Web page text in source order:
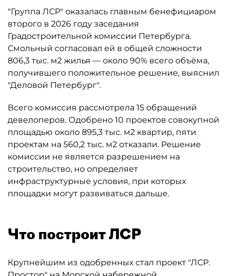
"Группа ЛСР" оказалась главным бенефициаром
второго в 2026 году заседания
Градостроительной комиссии Петербурга.
Смольный согласовал ей в общей сложности
806,3 тыс. м2 жилья — около 90% всего объёма,
получившего положительное решение, выяснил
"Деловой Петербург".
Всего комиссия рассмотрела 15 обращений
девелоперов. Одобрено 10 проектов совокупной
площадью около 895,3 тыс. м2 квартир, пяти
проектам на 560,2 тыс. м2 отказали. Решение
комиссии не является разрешением на
строительство, но определяет
инфраструктурные условия, при которых
площадки могут развиваться дальше.
Что построит ЛСР
Крупнейшим из одобренных стал проект "ЛСР.